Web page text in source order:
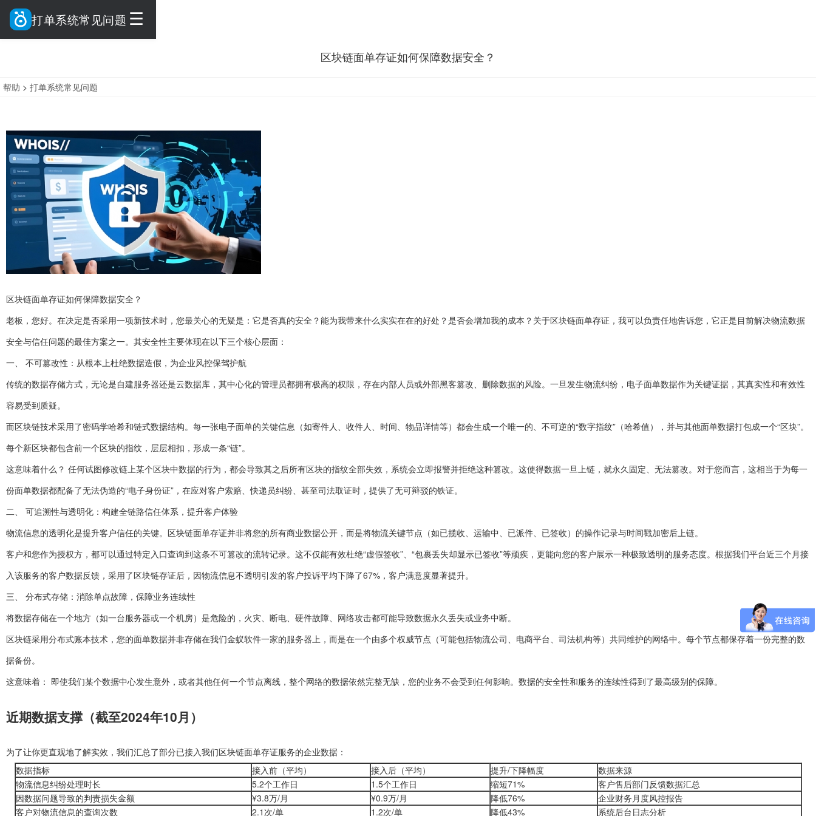
打单系统常见问题 ☰
区块链面单存证如何保障数据安全？
帮助 > 打单系统常见问题
区块链面单存证如何保障数据安全？
老板，您好。在决定是否采用一项新技术时，您最关心的无疑是：它是否真的安全？能为我带来什么实实在在的好处？是否会增加我的成本？关于区块链面单存证，我可以负责任地告诉您，它正是目前解决物流数据
安全与信任问题的最佳方案之一。其安全性主要体现在以下三个核心层面：
一、 不可篡改性：从根本上杜绝数据造假，为企业风控保驾护航
传统的数据存储方式，无论是自建服务器还是云数据库，其中心化的管理员都拥有极高的权限，存在内部人员或外部黑客篡改、删除数据的风险。一旦发生物流纠纷，电子面单数据作为关键证据，其真实性和有效性
容易受到质疑。
而区块链技术采用了密码学哈希和链式数据结构。每一张电子面单的关键信息（如寄件人、收件人、时间、物品详情等）都会生成一个唯一的、不可逆的“数字指纹”（哈希值），并与其他面单数据打包成一个“区块”。
每个新区块都包含前一个区块的指纹，层层相扣，形成一条“链”。
这意味着什么？ 任何试图修改链上某个区块中数据的行为，都会导致其之后所有区块的指纹全部失效，系统会立即报警并拒绝这种篡改。这使得数据一旦上链，就永久固定、无法篡改。对于您而言，这相当于为每一
份面单数据都配备了无法伪造的“电子身份证”，在应对客户索赔、快递员纠纷、甚至司法取证时，提供了无可辩驳的铁证。
二、 可追溯性与透明化：构建全链路信任体系，提升客户体验
物流信息的透明化是提升客户信任的关键。区块链面单存证并非将您的所有商业数据公开，而是将物流关键节点（如已揽收、运输中、已派件、已签收）的操作记录与时间戳加密后上链。
客户和您作为授权方，都可以通过特定入口查询到这条不可篡改的流转记录。这不仅能有效杜绝“虚假签收”、“包裹丢失却显示已签收”等顽疾，更能向您的客户展示一种极致透明的服务态度。根据我们平台近三个月接
入该服务的客户数据反馈，采用了区块链存证后，因物流信息不透明引发的客户投诉平均下降了67%，客户满意度显著提升。
三、 分布式存储：消除单点故障，保障业务连续性
将数据存储在一个地方（如一台服务器或一个机房）是危险的，火灾、断电、硬件故障、网络攻击都可能导致数据永久丢失或业务中断。
区块链采用分布式账本技术，您的面单数据并非存储在我们金蚁软件一家的服务器上，而是在一个由多个权威节点（可能包括物流公司、电商平台、司法机构等）共同维护的网络中。每个节点都保存着一份完整的数
据备份。
这意味着： 即使我们某个数据中心发生意外，或者其他任何一个节点离线，整个网络的数据依然完整无缺，您的业务不会受到任何影响。数据的安全性和服务的连续性得到了最高级别的保障。
近期数据支撑（截至2024年10月）
为了让你更直观地了解实效，我们汇总了部分已接入我们区块链面单存证服务的企业数据：
数据指标
接入前（平均） 接入后（平均） 提升/下降幅度
数据来源
物流信息纠纷处理时长
5.2个工作日 1.5个工作日 缩短71%
客户售后部门反馈数据汇总
因数据问题导致的判责损失金额
¥3.8万/月 ¥0.9万/月 降低76%
企业财务月度风控报告
客户对物流信息的查询次数
2.1次/单 1.2次/单 降低43%
系统后台日志分析